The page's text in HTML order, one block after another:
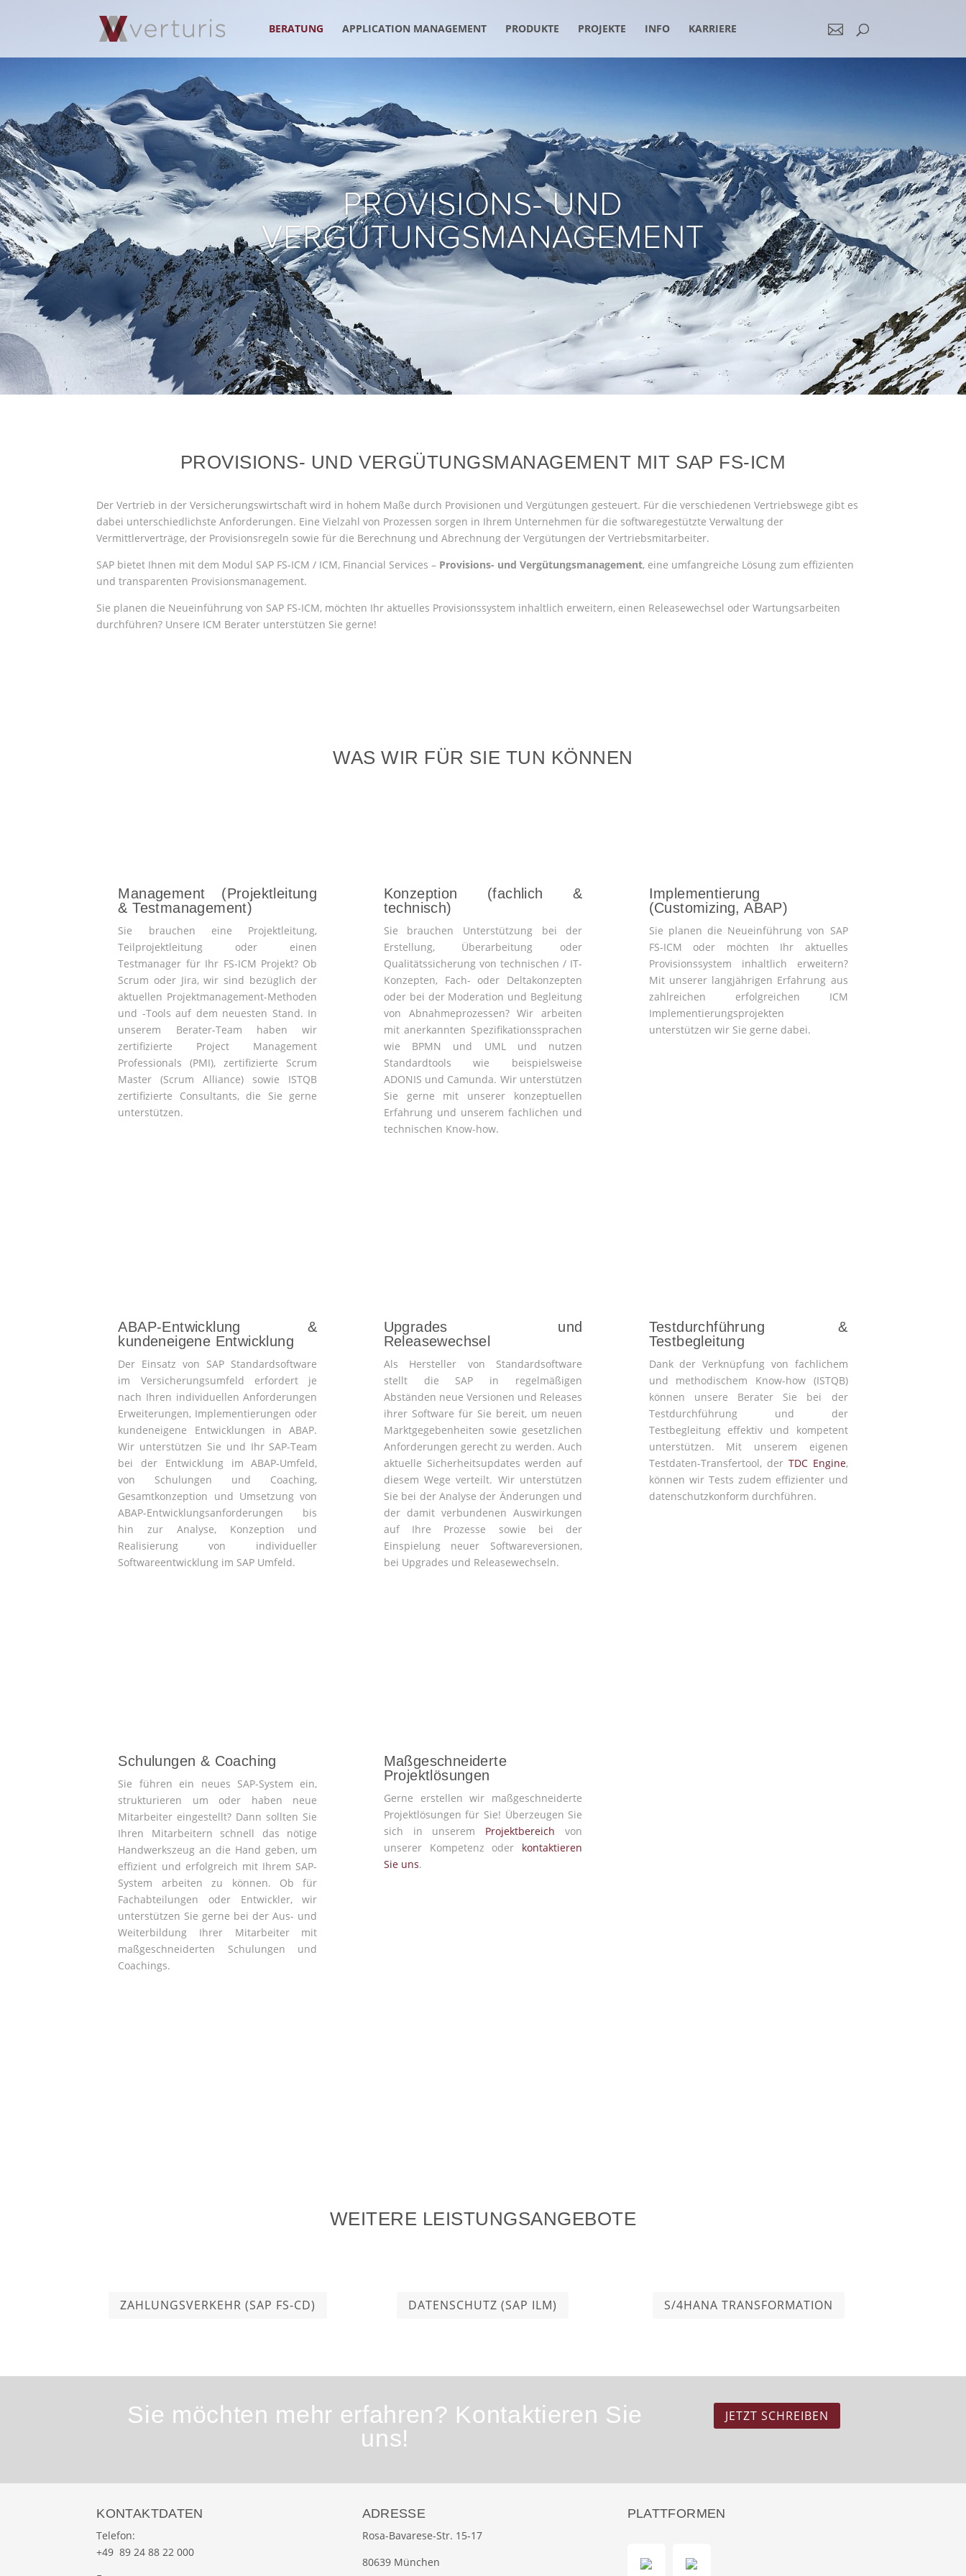
BERATUNG APPLICATION MANAGEMENT PRODUKTE PROJEKTE INFO KARRIERE
PROVISIONS- UND
VERGÜTUNGSMANAGEMENT
PROVISIONS- UND VERGÜTUNGSMANAGEMENT MIT SAP FS-ICM
Der Vertrieb in der Versicherungswirtschaft wird in hohem Maße durch Provisionen und Vergütungen gesteuert. Für die verschiedenen Vertriebswege gibt es
dabei unterschiedlichste Anforderungen. Eine Vielzahl von Prozessen sorgen in Ihrem Unternehmen für die softwaregestützte Verwaltung der
Vermittlerverträge, der Provisionsregeln sowie für die Berechnung und Abrechnung der Vergütungen der Vertriebsmitarbeiter.
SAP bietet Ihnen mit dem Modul SAP FS-ICM / ICM, Financial Services – Provisions- und Vergütungsmanagement, eine umfangreiche Lösung zum effizienten
und transparenten Provisionsmanagement.
Sie planen die Neueinführung von SAP FS-ICM, möchten Ihr aktuelles Provisionssystem inhaltlich erweitern, einen Releasewechsel oder Wartungsarbeiten
durchführen? Unsere ICM Berater unterstützen Sie gerne!
WAS WIR FÜR SIE TUN KÖNNEN
Management (Projektleitung
& Testmanagement)
Sie brauchen eine Projektleitung,
Teilprojektleitung oder einen
Testmanager für Ihr FS-ICM Projekt? Ob
Scrum oder Jira, wir sind bezüglich der
aktuellen Projektmanagement-Methoden
und -Tools auf dem neuesten Stand. In
unserem Berater-Team haben wir
zertifizierte Project Management
Professionals (PMI), zertifizierte Scrum
Master (Scrum Alliance) sowie ISTQB
zertifizierte Consultants, die Sie gerne
unterstützen.
Konzeption (fachlich &
technisch)
Sie brauchen Unterstützung bei der
Erstellung, Überarbeitung oder
Qualitätssicherung von technischen / IT-
Konzepten, Fach- oder Deltakonzepten
oder bei der Moderation und Begleitung
von Abnahmeprozessen? Wir arbeiten
mit anerkannten Spezifikationssprachen
wie BPMN und UML und nutzen
Standardtools wie beispielsweise
ADONIS und Camunda. Wir unterstützen
Sie gerne mit unserer konzeptuellen
Erfahrung und unserem fachlichen und
technischen Know-how.
Implementierung
(Customizing, ABAP)
Sie planen die Neueinführung von SAP
FS-ICM oder möchten Ihr aktuelles
Provisionssystem inhaltlich erweitern?
Mit unserer langjährigen Erfahrung aus
zahlreichen erfolgreichen ICM
Implementierungsprojekten
unterstützen wir Sie gerne dabei.
ABAP-Entwicklung &
kundeneigene Entwicklung
Der Einsatz von SAP Standardsoftware
im Versicherungsumfeld erfordert je
nach Ihren individuellen Anforderungen
Erweiterungen, Implementierungen oder
kundeneigene Entwicklungen in ABAP.
Wir unterstützen Sie und Ihr SAP-Team
bei der Entwicklung im ABAP-Umfeld,
von Schulungen und Coaching,
Gesamtkonzeption und Umsetzung von
ABAP-Entwicklungsanforderungen bis
hin zur Analyse, Konzeption und
Realisierung von individueller
Softwareentwicklung im SAP Umfeld.
Upgrades und
Releasewechsel
Als Hersteller von Standardsoftware
stellt die SAP in regelmäßigen
Abständen neue Versionen und Releases
ihrer Software für Sie bereit, um neuen
Marktgegebenheiten sowie gesetzlichen
Anforderungen gerecht zu werden. Auch
aktuelle Sicherheitsupdates werden auf
diesem Wege verteilt. Wir unterstützen
Sie bei der Analyse der Änderungen und
der damit verbundenen Auswirkungen
auf Ihre Prozesse sowie bei der
Einspielung neuer Softwareversionen,
bei Upgrades und Releasewechseln.
Testdurchführung &
Testbegleitung
Dank der Verknüpfung von fachlichem
und methodischem Know-how (ISTQB)
können unsere Berater Sie bei der
Testdurchführung und der
Testbegleitung effektiv und kompetent
unterstützen. Mit unserem eigenen
Testdaten-Transfertool, der TDC Engine,
können wir Tests zudem effizienter und
datenschutzkonform durchführen.
Schulungen & Coaching
Sie führen ein neues SAP-System ein,
strukturieren um oder haben neue
Mitarbeiter eingestellt? Dann sollten Sie
Ihren Mitarbeitern schnell das nötige
Handwerkszeug an die Hand geben, um
effizient und erfolgreich mit Ihrem SAP-
System arbeiten zu können. Ob für
Fachabteilungen oder Entwickler, wir
unterstützen Sie gerne bei der Aus- und
Weiterbildung Ihrer Mitarbeiter mit
maßgeschneiderten Schulungen und
Coachings.
Maßgeschneiderte
Projektlösungen
Gerne erstellen wir maßgeschneiderte
Projektlösungen für Sie! Überzeugen Sie
sich in unserem Projektbereich von
unserer Kompetenz oder kontaktieren
Sie uns.
WEITERE LEISTUNGSANGEBOTE
ZAHLUNGSVERKEHR (SAP FS-CD) DATENSCHUTZ (SAP ILM) S/4HANA TRANSFORMATION
Sie möchten mehr erfahren? Kontaktieren Sie
uns!
JETZT SCHREIBEN
KONTAKTDATEN
Telefon:
+49 89 24 88 22 000
ADRESSE
Rosa-Bavarese-Str. 15-17
80639 München
PLATTFORMEN